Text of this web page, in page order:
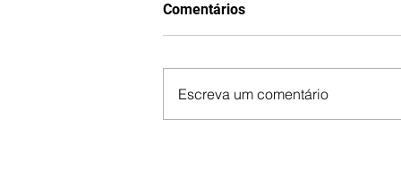
Comentários
Escreva um comentário